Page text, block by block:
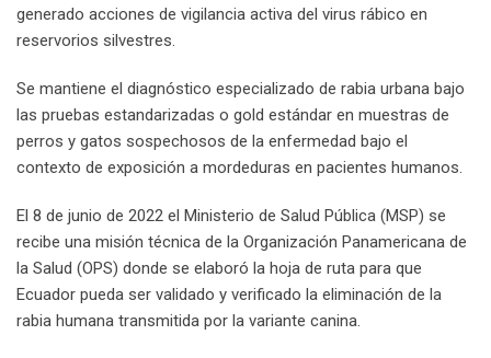
generado acciones de vigilancia activa del virus rábico en
reservorios silvestres.
Se mantiene el diagnóstico especializado de rabia urbana bajo
las pruebas estandarizadas o gold estándar en muestras de
perros y gatos sospechosos de la enfermedad bajo el
contexto de exposición a mordeduras en pacientes humanos.
El 8 de junio de 2022 el Ministerio de Salud Pública (MSP) se
recibe una misión técnica de la Organización Panamericana de
la Salud (OPS) donde se elaboró la hoja de ruta para que
Ecuador pueda ser validado y verificado la eliminación de la
rabia humana transmitida por la variante canina.